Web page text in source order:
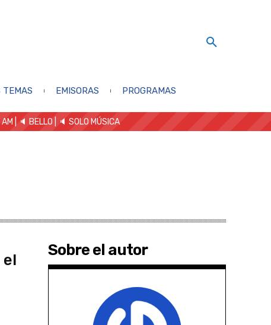
TEMAS EMISORAS PROGRAMAS
| 🔈 BELLO 🔈 SOLO MÚSICA
Sobre el autor